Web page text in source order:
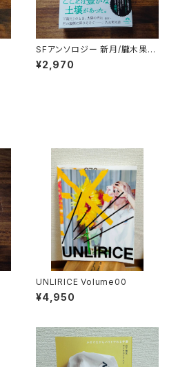
SFアンソロジー 新月/朧木果樹
園の軌跡
¥2,970
UNLIRICE Volume00
¥4,950